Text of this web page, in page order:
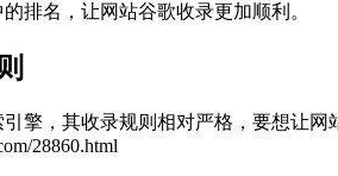
排名，让网站谷歌收录更加顺利。
擎，其收录规则相对严格，要想让
28860.html